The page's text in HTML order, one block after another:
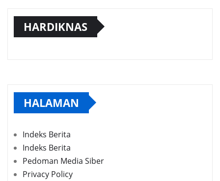
HARDIKNAS
HALAMAN
Indeks Berita
Indeks Berita
Pedoman Media Siber
Privacy Policy